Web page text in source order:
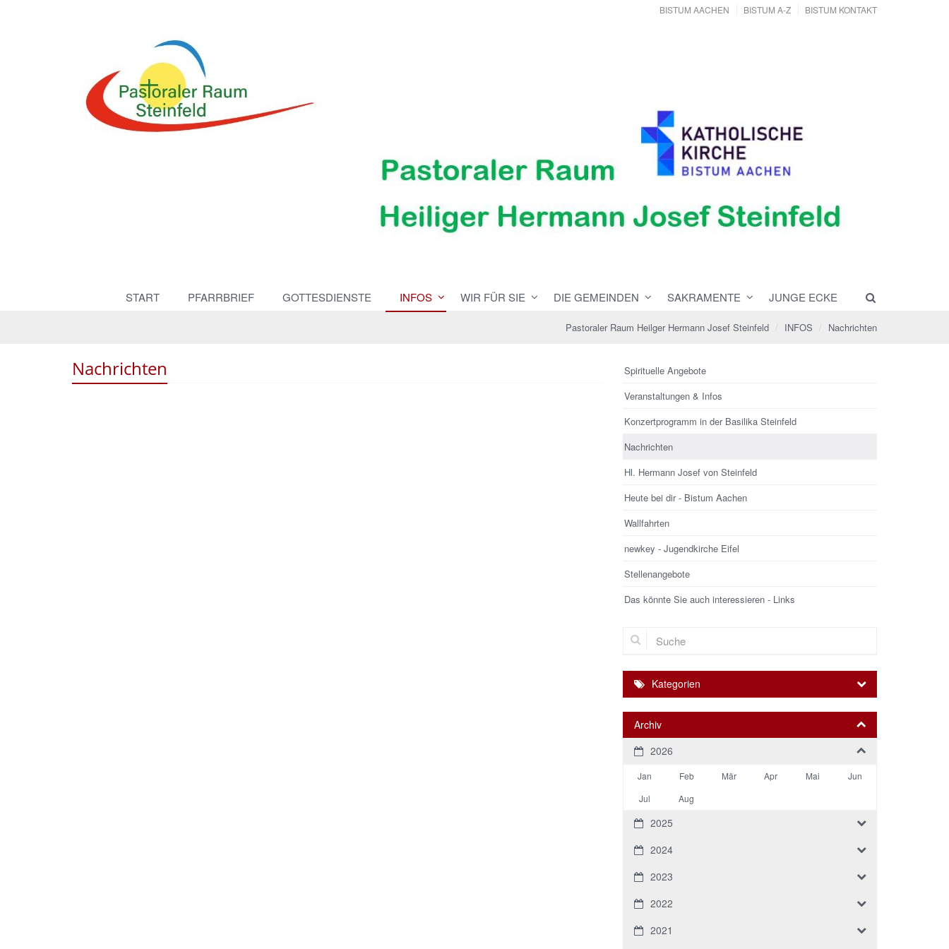
BISTUM AACHEN BISTUM A-Z BISTUM KONTAKT
START PFARRBRIEF GOTTESDIENSTE INFOS WIR FÜR SIE DIE GEMEINDEN SAKRAMENTE JUNGE ECKE
Pastoraler Raum Heilger Hermann Josef Steinfeld INFOS Nachrichten
Nachrichten
Spirituelle Angebote
Veranstaltungen & Infos
Konzertprogramm in der Basilika Steinfeld
Nachrichten
Hl. Hermann Josef von Steinfeld
Heute bei dir - Bistum Aachen
Wallfahrten
newkey - Jugendkirche Eifel
Stellenangebote
Das könnte Sie auch interessieren - Links
Suche
Kategorien
Archiv
2026
Jan Feb Mär Apr Mai
Jun
Jul
Aug
2025
2024
2023
2022
2021